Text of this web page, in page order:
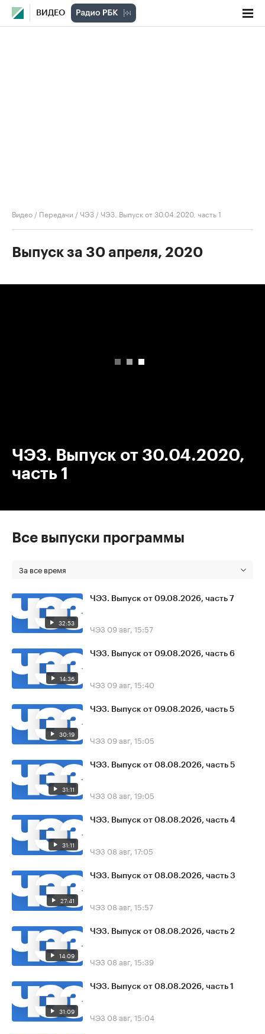
ВИДЕО
Видео / Передачи /ЧЭЗ /ЧЭЗ. Выпуск от 30.04.2020, часть 1
Выпуск за 30 апреля, 2020
ЧЭЗ. Выпуск от 30.04.2020,
часть 1
Все выпуски программы
За все время
32:53
ЧЭЗ. Выпуск от 09.08.2026, часть 7
ЧЭЗ 09 авг, 15:57
14:36
ЧЭЗ. Выпуск от 09.08.2026, часть 6
ЧЭЗ 09 авг, 15:40
30:19
ЧЭЗ. Выпуск от 09.08.2026, часть 5
ЧЭЗ 09 авг, 15:05
31:11
ЧЭЗ. Выпуск от 08.08.2026, часть 5
ЧЭЗ 08 авг, 19:05
31:11
ЧЭЗ. Выпуск от 08.08.2026, часть 4
ЧЭЗ 08 авг, 17:05
27:41
ЧЭЗ. Выпуск от 08.08.2026, часть 3
ЧЭЗ 08 авг, 15:57
14:09
ЧЭЗ. Выпуск от 08.08.2026, часть 2
ЧЭЗ 08 авг, 15:39
31:09
ЧЭЗ. Выпуск от 08.08.2026, часть 1
ЧЭЗ 08 авг, 15:04